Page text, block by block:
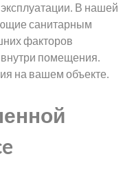
В нашей
санитарным
факторов
помещения.
на вашем объекте.